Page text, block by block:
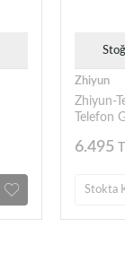
Zhiyun
Zhiyun-
Telefon
6.495
Stokta